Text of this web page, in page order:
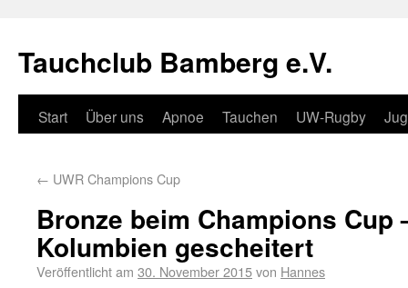
Tauchclub Bamberg e.V.
Start Über uns Apnoe Tauchen UW-Rugby
← UWR Champions Cup
Bronze beim Champions Cup
Kolumbien gescheitert
Veröffentlicht am 30. November 2015von Hannes